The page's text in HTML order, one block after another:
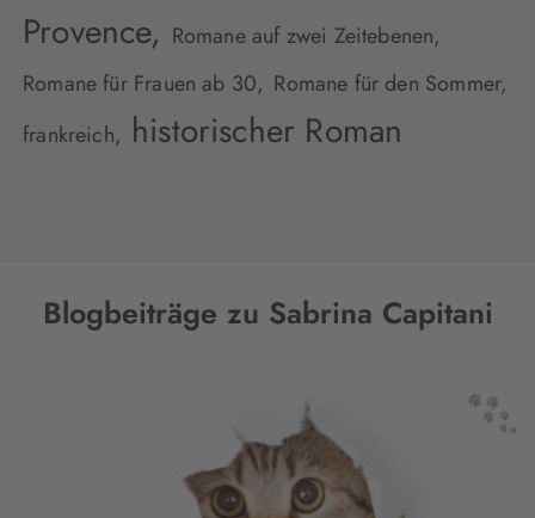
Provence, Romane auf zwei Zeitebenen,
Romane für Frauen ab 30, Romane für den Sommer,
frankreich, historischer Roman
Blogbeiträge zu Sabrina Capitani